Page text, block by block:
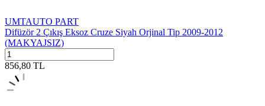
UMTAUTO PART
Difüzör 2 Çıkış Eksoz Cruze Siyah Orjinal Tip 2009-2012
(MAKYAJSIZ)
856,80 TL